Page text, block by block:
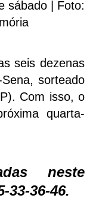
seis dezenas
sorteado
Com isso, o
quarta-
neste
33-36-46.